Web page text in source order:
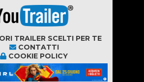
TRAILER SCELTI PER TE
CONTATTI
COOKIE POLICY